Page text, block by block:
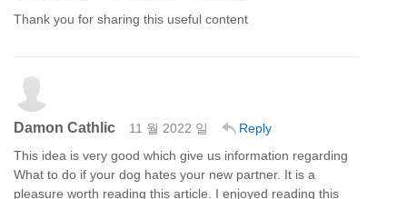
Thank you for sharing this useful content
Damon Cathlic 11 월 2022 일
Reply
This idea is very good which give us information regarding
What to do if your dog hates your new partner. It is a
pleasure worth reading this article. I enjoyed reading this